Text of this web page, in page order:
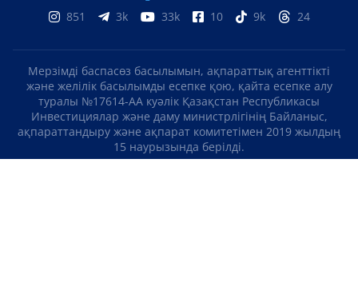
851 3k 33k 10 9k 24
Мерзімді баспасөз басылымын, ақпараттық агенттікті
және желілік басылымды есепке қою, қайта есепке алу
туралы №17614-АА куәлік Қазақстан Республикасы
Инвестициялар және даму министрлігінің Байланыс,
ақпараттандыру және ақпарат комитетімен 2019 жылдың
15 наурызында берілді.